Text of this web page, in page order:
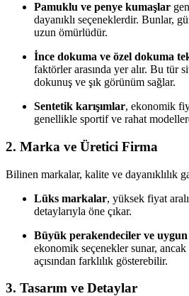
Pamuklu ve penye kumaşlar
dayanıklı seçeneklerdir. Bunlar,
uzun ömürlüdür.
İnce dokuma ve özel dokuma
faktörler arasında yer alır. Bu tür
dokunuş ve şık görünüm sağlar.
Sentetik karışımlar, ekonomik
genellikle sportif ve rahat
2. Marka ve Üretici Firma
Bilinen markalar, kalite ve dayanıklılık
Lüks markalar, yüksek fiyat
detaylarıyla öne çıkar.
Büyük perakendeciler ve
ekonomik seçenekler sunar, ancak
açısından farklılık gösterebilir.
3. Tasarım ve Detaylar